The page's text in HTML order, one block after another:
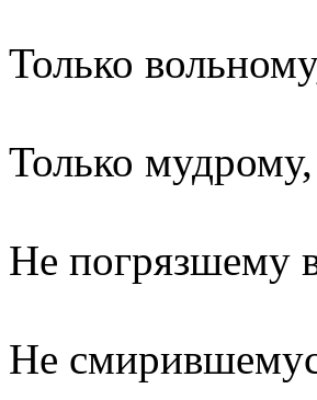
Только
Только
Не погрязшему
Не